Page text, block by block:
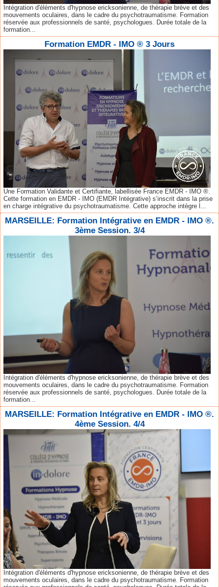
Intégration d'éléments d'hypnose ericksonienne, de thérapie brève et des
mouvements oculaires, dans le cadre du psychotraumatisme. Formation
réservée aux professionnels de santé, psychologues. Durée totale de la
formation...
Formation EMDR - IMO ® 3 Jours
Une Formation Validante et Certifiante, labellisée France EMDR - IMO ®.
Cette formation en EMDR - IMO (EMDR Intégrative) s’inscrit dans la prise
en charge intégrative du psychotraumatisme. Cette approche intègre l...
MARSEILLE: Formation Intégrative en EMDR - IMO ®.
3ème Session. 3/4
Intégration d'éléments d'hypnose ericksonienne, de thérapie brève et des
mouvements oculaires, dans le cadre du psychotraumatisme. Formation
réservée aux professionnels de santé, psychologues. Durée totale de la
formation...
MARSEILLE: Formation Intégrative en EMDR - IMO ®.
4ème Session. 4/4
Intégration d'éléments d'hypnose ericksonienne, de thérapie brève et des
mouvements oculaires, dans le cadre du psychotraumatisme. Formation